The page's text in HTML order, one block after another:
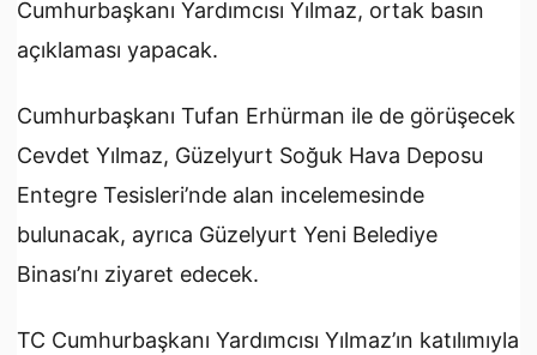
Cumhurbaşkanı Yardımcısı Yılmaz, ortak basın
açıklaması yapacak.
Cumhurbaşkanı Tufan Erhürman ile de görüşecek
Cevdet Yılmaz, Güzelyurt Soğuk Hava Deposu
Entegre Tesisleri’nde alan incelemesinde
bulunacak, ayrıca Güzelyurt Yeni Belediye
Binası’nı ziyaret edecek.
TC Cumhurbaşkanı Yardımcısı Yılmaz’ın katılımıyla